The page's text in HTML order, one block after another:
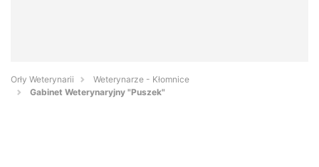
Orły Weterynarii
Weterynarze - Kłomnice
Gabinet Weterynaryjny "Puszek"